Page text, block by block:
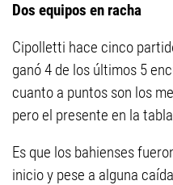
Dos equipos en racha
Cipolletti hace cinco
ganó 4 de los últimos 5
cuanto a puntos son los
pero el presente en la
Es que los bahienses
inicio y pese a alguna